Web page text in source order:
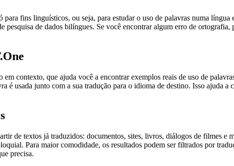
fins linguísticos, ou seja, para estudar o uso de palavras numa língua
pesquisa de dados bilíngues. Se você encontrar algum erro de
contexto, que ajuda você a encontrar exemplos reais de uso de
é usada junto com a sua tradução para o idioma de destino. Isso ajuda a
de textos já traduzidos: documentos, sites, livros, diálogos de filmes e
Para maior comodidade, os resultados podem ser filtrados por
precisa.